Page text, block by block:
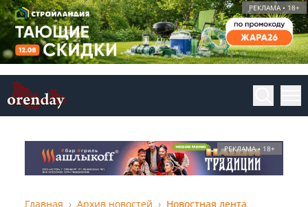
РЕКЛАМА • 18+
РЕКЛАМА • 18+
Главная Архив новостей Новостная лента